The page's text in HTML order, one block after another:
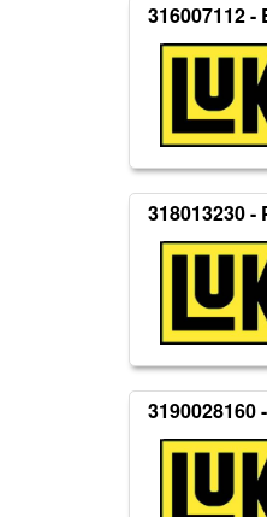
316007112 -
318013230 -
3190028160